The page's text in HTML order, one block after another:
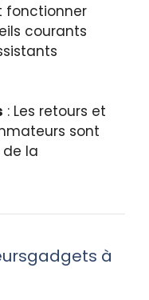
fonctionner
courants
: Les retours et
sont
de la
à